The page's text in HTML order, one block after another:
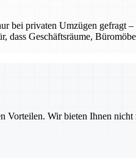
bei privaten Umzügen gefragt
dass Geschäftsräume,
Vorteilen. Wir bieten Ihnen